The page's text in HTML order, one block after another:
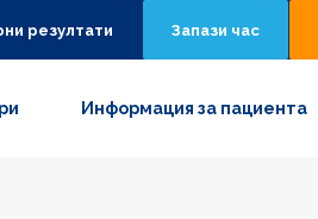
резултати Запази час
Информация за пациента